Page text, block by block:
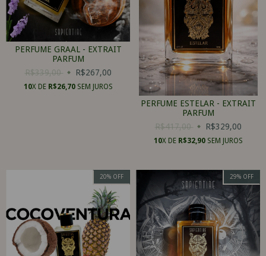
PERFUME GRAAL - EXTRAIT
PARFUM
R$339,00
R$267,00
10X DE R$26,70SEM JUROS
PERFUME ESTELAR - EXTRAIT
PARFUM
R$417,00
R$329,00
10X DE R$32,90SEM JUROS
20% OFF 29% OFF